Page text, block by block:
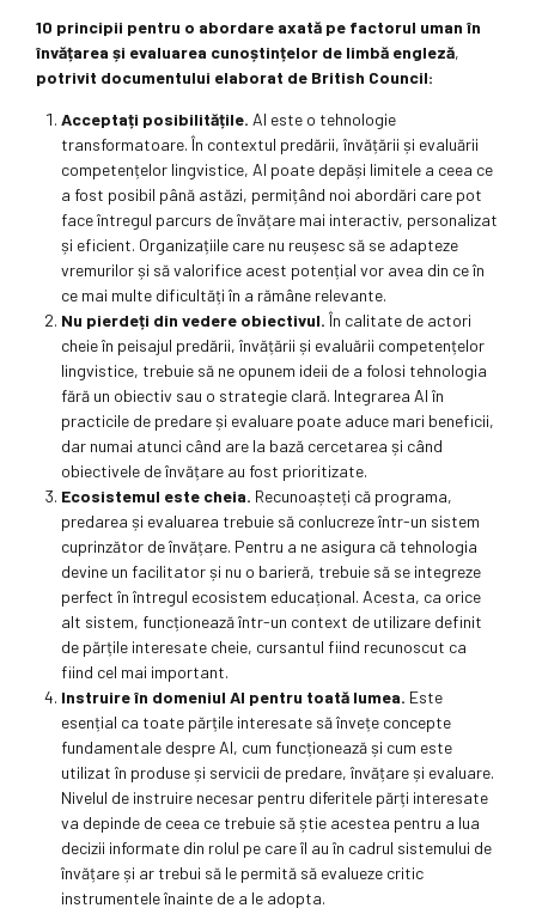
10 principii pentru o abordare axată pe factorul uman în
învățarea și evaluarea cunoștințelor de limbă engleză,
potrivit documentului elaborat de British Council:
Acceptați posibilitățile. AI este o tehnologie
transformatoare. În contextul predării, învățării și evaluării
competențelor lingvistice, AI poate depăși limitele a ceea ce
a fost posibil până astăzi, permițând noi abordări care pot
face întregul parcurs de învățare mai interactiv, personalizat
și eficient. Organizațiile care nu reușesc să se adapteze
vremurilor și să valorifice acest potențial vor avea din ce în
ce mai multe dificultăți în a rămâne relevante.
Nu pierdeți din vedere obiectivul. În calitate de actori
cheie în peisajul predării, învățării și evaluării competențelor
lingvistice, trebuie să ne opunem ideii de a folosi tehnologia
fără un obiectiv sau o strategie clară. Integrarea AI în
practicile de predare și evaluare poate aduce mari beneficii,
dar numai atunci când are la bază cercetarea și când
obiectivele de învățare au fost prioritizate.
Ecosistemul este cheia. Recunoașteți că programa,
predarea și evaluarea trebuie să conlucreze într-un sistem
cuprinzător de învățare. Pentru a ne asigura că tehnologia
devine un facilitator și nu o barieră, trebuie să se integreze
perfect în întregul ecosistem educațional. Acesta, ca orice
alt sistem, funcționează într-un context de utilizare definit
de părțile interesate cheie, cursantul fiind recunoscut ca
fiind cel mai important.
Instruire în domeniul AI pentru toată lumea. Este
esențial ca toate părțile interesate să învețe concepte
fundamentale despre AI, cum funcționează și cum este
utilizat în produse și servicii de predare, învățare și evaluare.
Nivelul de instruire necesar pentru diferitele părți interesate
va depinde de ceea ce trebuie să știe acestea pentru a lua
decizii informate din rolul pe care îl au în cadrul sistemului de
învățare și ar trebui să le permită să evalueze critic
instrumentele înainte de a le adopta.